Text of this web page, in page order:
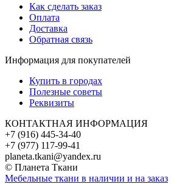
Как сделать заказ
Оплата
Доставка
Обратная связь
Информация для покупателей
Купить в городах
Полезные советы
Реквизиты
КОНТАКТНАЯ ИНФОРМАЦИЯ
+7 (916) 445-34-40
+7 (977) 117-99-41
planeta.tkani@yandex.ru
© Планета Ткани
Мебельные ткани в наличии и на заказ